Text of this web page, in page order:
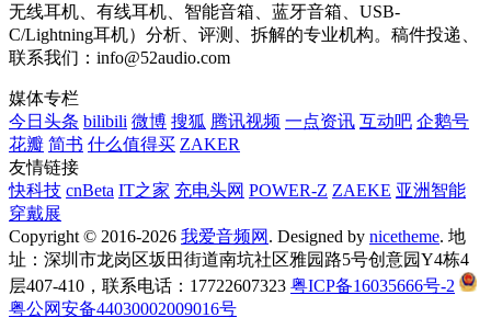
无线耳机、有线耳机、智能音箱、蓝牙音箱、USB-
C/Lightning耳机）分析、评测、拆解的专业机构。稿件投递、
联系我们：info@52audio.com
媒体专栏
今日头条 bilibili 微博 搜狐 腾讯视频 一点资讯 互动吧 企鹅号
花瓣 简书 什么值得买 ZAKER
友情链接
快科技 cnBeta IT之家 充电头网 POWER-Z ZAEKE 亚洲智能
穿戴展
Copyright © 2016-2026 我爱音频网 . Designed by nicetheme. 地
址：深圳市龙岗区坂田街道南坑社区雅园路5号创意园Y4栋4
层407-410，联系电话：17722607323 粤ICP备16035666号-2
粤公网安备44030002009016号